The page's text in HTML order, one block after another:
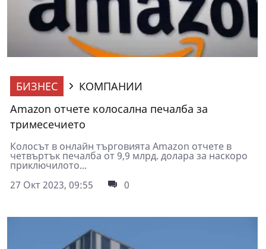
БИЗНЕС
КОМПАНИИ
Amazon отчете колосална печалба за
тримесечието
Колосът в онлайн търговията Amazon отчете в
четвъртък печалба от 9,9 млрд. долара за наскоро
приключилото...
27 Окт 2023, 09:55
0